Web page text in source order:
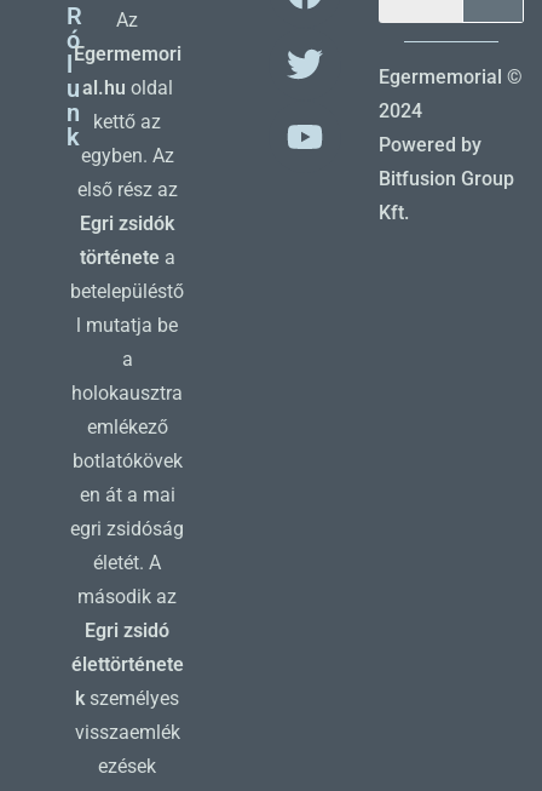
R
ó
u
n
k
Az
Egermemori
al.hu oldal
kettő az
egyben. Az
első rész az
Egri zsidók
története a
betelepüléstő
l mutatja be
a
holokausztra
emlékező
botlatókövek
en át a mai
egri zsidóság
életét. A
második az
Egri zsidó
élettörténete
kszemélyes
visszaemlék
ezések
Egermemorial ©
2024
Powered by
Bitfusion Group
Kft.